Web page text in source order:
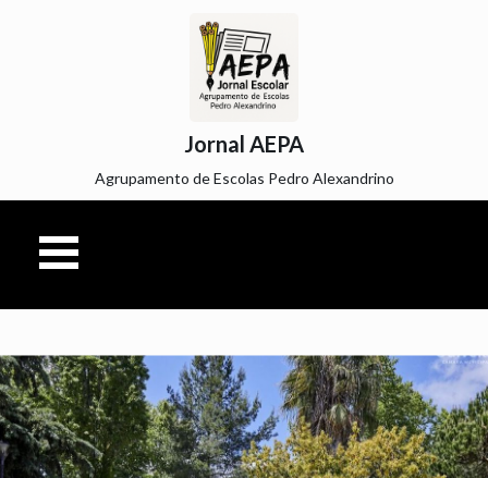
Jornal AEPA
Agrupamento de Escolas Pedro Alexandrino